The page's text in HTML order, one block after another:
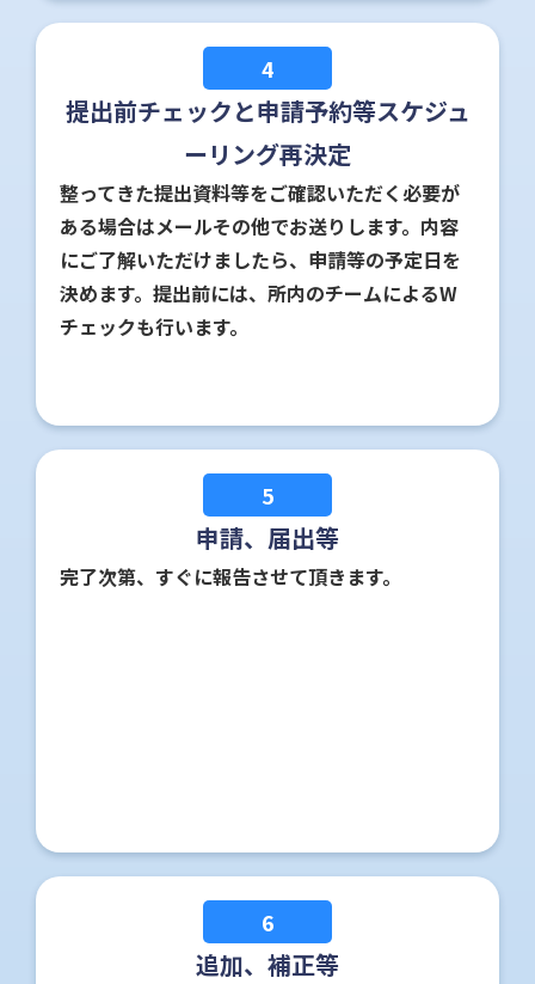
4
提出前チェックと申請予約等スケジュ
ーリング再決定
整ってきた提出資料等をご確認いただく必要が
ある場合はメールその他でお送りします。内容
にご了解いただけましたら、申請等の予定日を
決めます。提出前には、所内のチームによるW
チェックも行います。
5
申請、届出等
完了次第、すぐに報告させて頂きます。
6
追加、補正等